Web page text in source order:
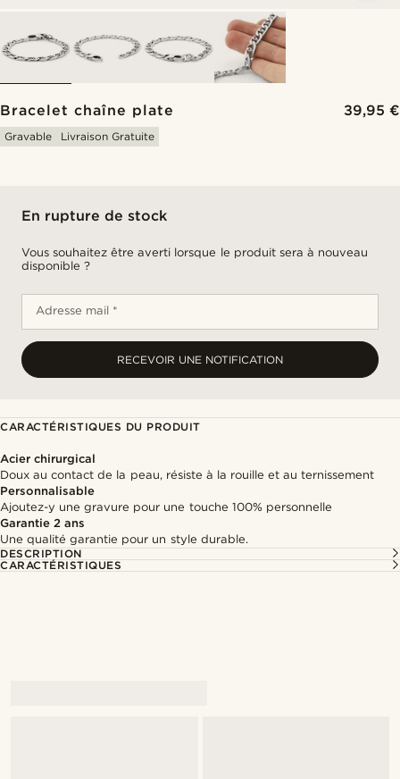
Bracelet chaîne plate 39,95 €
Gravable Livraison Gratuite
En rupture de stock
Vous souhaitez être averti lorsque le produit sera à nouveau
disponible ?
Adresse mail *
RECEVOIR UNE NOTIFICATION
CARACTÉRISTIQUES DU PRODUIT
Acier chirurgical
Doux au contact de la peau, résiste à la rouille et au ternissement
Personnalisable
Ajoutez-y une gravure pour une touche 100% personnelle
Garantie 2 ans
Une qualité garantie pour un style durable.
DESCRIPTION
CARACTÉRISTIQUES